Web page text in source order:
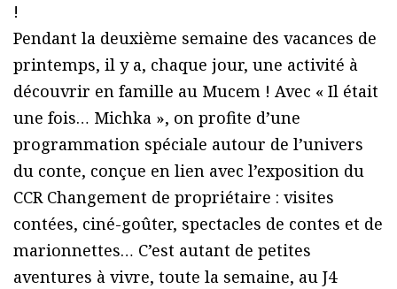
!
Pendant la deuxième semaine des vacances de
printemps, il y a, chaque jour, une activité à
découvrir en famille au Mucem ! Avec « Il était
une fois… Michka », on profite d’une
programmation spéciale autour de l’univers
du conte, conçue en lien avec l’exposition du
CCR Changement de propriétaire : visites
contées, ciné-goûter, spectacles de contes et de
marionnettes… C’est autant de petites
aventures à vivre, toute la semaine, au J4